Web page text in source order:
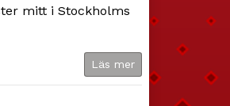
mitt i Stockholms
Läs mer